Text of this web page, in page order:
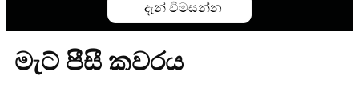
දැන් විමසන්න
මැට් පීසී කවරය